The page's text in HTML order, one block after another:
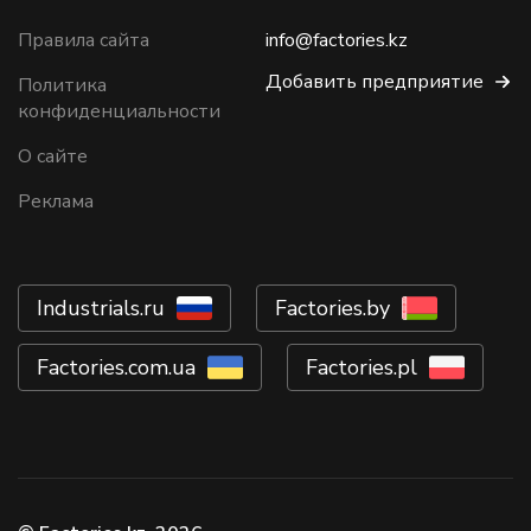
Правила сайта
Политика
конфиденциальности
О сайте
Реклама
info@factories.kz
Добавить предприятие
Industrials.ru Factories.by
Factories.com.ua Factories.pl